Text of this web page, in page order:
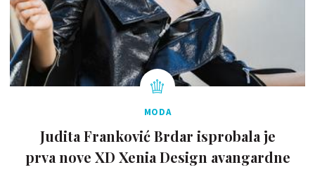
MODA
Judita Franković Brdar isprobala je
prva nove XD Xenia Design avangardne